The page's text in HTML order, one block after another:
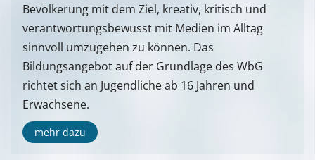
Bevölkerung mit dem Ziel, kreativ, kritisch und
verantwortungsbewusst mit Medien im Alltag
sinnvoll umzugehen zu können. Das
Bildungsangebot auf der Grundlage des WbG
richtet sich an Jugendliche ab 16 Jahren und
Erwachsene.
mehr dazu